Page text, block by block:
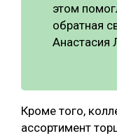
этом
обратная
Анастасия
Кроме того,
ассортимент